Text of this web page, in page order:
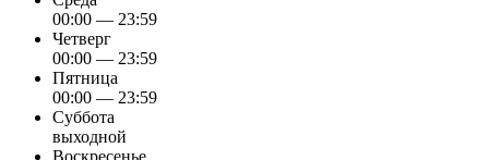
00:00 — 23:59
Четверг
00:00 — 23:59
Пятница
00:00 — 23:59
Суббота
выходной
Воскресенье